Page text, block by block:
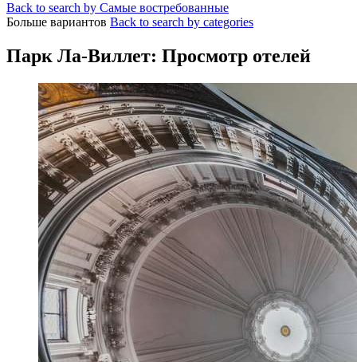
Back to search by Самые востребованные
Больше вариантов Back to search by categories
Парк Ла-Виллет: Просмотр отелей